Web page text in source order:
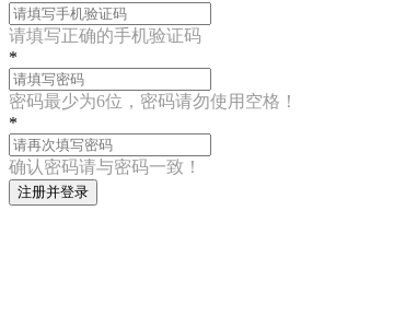
请填写正确的手机验证码
*
密码最少为6位，密码请勿使用空格！
*
确认密码请与密码一致！
注册并登录